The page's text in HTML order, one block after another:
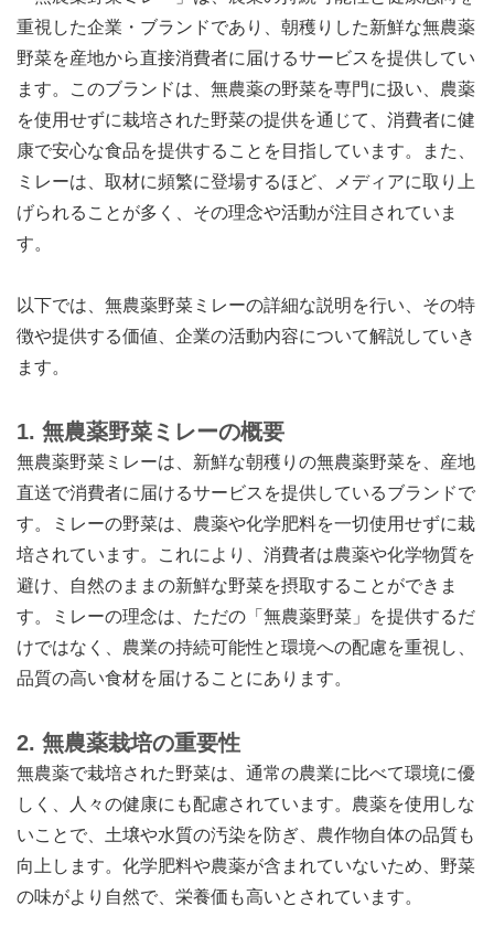
重視した企業・ブランドであり、朝穫りした新鮮な無農薬
野菜を産地から直接消費者に届けるサービスを提供してい
ます。このブランドは、無農薬の野菜を専門に扱い、農薬
を使用せずに栽培された野菜の提供を通じて、消費者に健
康で安心な食品を提供することを目指しています。また、
ミレーは、取材に頻繁に登場するほど、メディアに取り上
げられることが多く、その理念や活動が注目されていま
す。
以下では、無農薬野菜ミレーの詳細な説明を行い、その特
徴や提供する価値、企業の活動内容について解説していき
ます。
1. 無農薬野菜ミレーの概要
無農薬野菜ミレーは、新鮮な朝穫りの無農薬野菜を、産地
直送で消費者に届けるサービスを提供しているブランドで
す。ミレーの野菜は、農薬や化学肥料を一切使用せずに栽
培されています。これにより、消費者は農薬や化学物質を
避け、自然のままの新鮮な野菜を摂取することができま
す。ミレーの理念は、ただの「無農薬野菜」を提供するだ
けではなく、農業の持続可能性と環境への配慮を重視し、
品質の高い食材を届けることにあります。
2. 無農薬栽培の重要性
無農薬で栽培された野菜は、通常の農業に比べて環境に優
しく、人々の健康にも配慮されています。農薬を使用しな
いことで、土壌や水質の汚染を防ぎ、農作物自体の品質も
向上します。化学肥料や農薬が含まれていないため、野菜
の味がより自然で、栄養価も高いとされています。